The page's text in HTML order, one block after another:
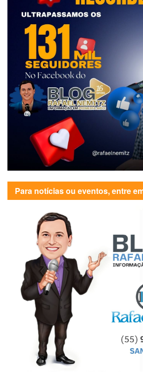
Para notícias ou eventos, entre